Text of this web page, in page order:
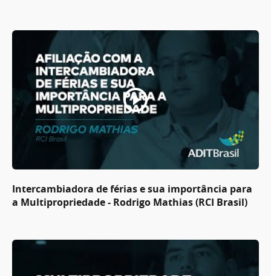
Intercambiadora de férias e sua importância para
a Multipropriedade - Rodrigo Mathias (RCI Brasil)